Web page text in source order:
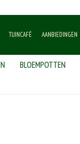
TUINCAFÉ AANBIEDINGEN
BLOEMPOTTEN